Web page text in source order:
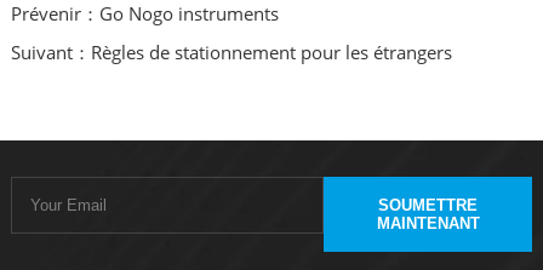
Prévenir：Go Nogo instruments
Suivant：Règles de stationnement pour les étrangers
SOUMETTRE
MAINTENANT